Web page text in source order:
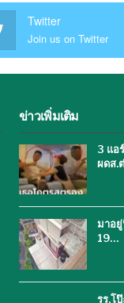
Twitter
Join us on Twitter
ข่าวเพิ่มเติม
3 แอ
ผดส.
มาอ
19…
รร.โ